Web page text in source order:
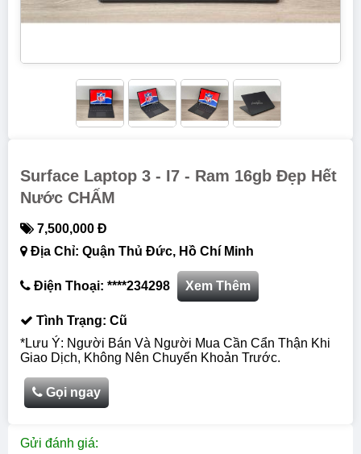
Surface Laptop 3 - I7 - Ram 16gb Đẹp Hết
Nước CHẤM
7,500,000 Đ
Địa Chỉ: Quận Thủ Đức, Hồ Chí Minh
Điện Thoại: ****234298 Xem Thêm
Tình Trạng: Cũ
*Lưu Ý: Người Bán Và Người Mua Cần Cẩn Thận Khi
Giao Dịch, Không Nên Chuyển Khoản Trước.
Gọi ngay
Gửi đánh giá: